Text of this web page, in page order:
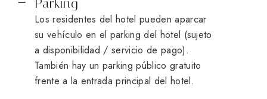
Parking
Los residentes del hotel pueden aparcar
su vehículo en el parking del hotel (sujeto
a disponibilidad / servicio de pago).
También hay un parking público gratuito
frente a la entrada principal del hotel.